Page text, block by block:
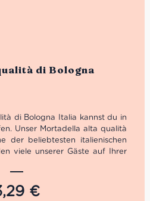
di Bologna
di Bologna Italia kannst du in
Unser Mortadella alta qualità
der beliebtesten italienischen
viele unserer Gäste auf Ihrer
italienische Ode an die Freude
lassen.€